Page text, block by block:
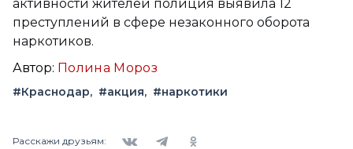
активности жителей полиция выявила 12
преступлений в сфере незаконного оборота
наркотиков.
Автор: Полина Мороз
#Краснодар #акция #наркотики
Расскажи друзьям: